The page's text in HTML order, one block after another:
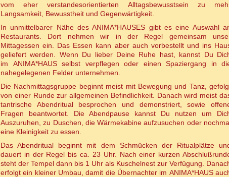
vom eher verstandesorientierten Alltagsbewusstsein zu
Langsamkeit, Bewusstheit und Gegenwärtigkeit.
In unmittelbarer Nähe des ANIMA*HAUSES gibt es eine Auswahl
Restaurants. Dort nehmen wir in der Regel gemeinsam
Mittagessen ein. Das Essen kann aber auch vorbestellt und ins
geliefert werden. Wenn Du lieber Deine Ruhe hast, kannst Du
im ANIMA*HAUS selbst verpflegen oder einen Spaziergang in
nahegelegenen Felder unternehmen.
Die Nachmittagsgruppe beginnt meist mit Bewegung und Tanz,
von einer Runde zur allgemeinen Befindlichkeit. Danach wird meist
tantrische Abendritual besprochen und demonstriert, sowie
Fragen beantwortet. Die Abendpause kannst Du nutzen um
Auszuruhen, zu Duschen, die Wärmekabine aufzusuchen oder
eine Kleinigkeit zu essen.
Das Abendritual beginnt mit dem Schmücken der Ritualplätze
dauert in der Regel bis ca. 23 Uhr. Nach einer kurzen
steht der Tempel dann bis 1 Uhr als Kuschelnest zur Verfügung.
erfolgt ein kleiner Umbau, damit die Übernachter im ANIMA*HAUS